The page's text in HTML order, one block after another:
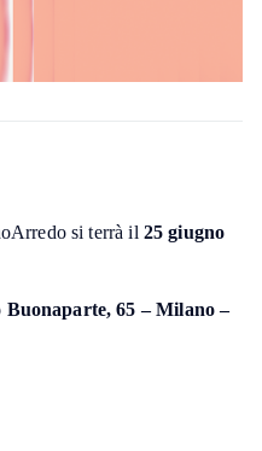
si terrà il 25 giugno
65 – Milano –